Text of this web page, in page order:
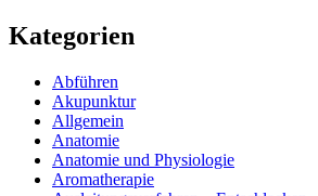
Kategorien
Abführen
Akupunktur
Allgemein
Anatomie
Anatomie und Physiologie
Aromatherapie